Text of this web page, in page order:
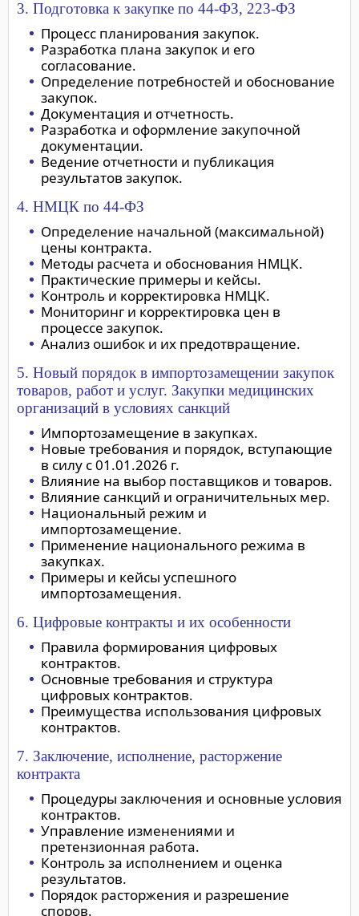
3. Подготовка к закупке по 44-ФЗ, 223-ФЗ
Процесс планирования закупок.
Разработка плана закупок и его
согласование.
Определение потребностей и обоснование
закупок.
Документация и отчетность.
Разработка и оформление закупочной
документации.
Ведение отчетности и публикация
результатов закупок.
4. НМЦК по 44-ФЗ
Определение начальной (максимальной)
цены контракта.
Методы расчета и обоснования НМЦК.
Практические примеры и кейсы.
Контроль и корректировка НМЦК.
Мониторинг и корректировка цен в
процессе закупок.
Анализ ошибок и их предотвращение.
5. Новый порядок в импортозамещении закупок
товаров, работ и услуг. Закупки медицинских
организаций в условиях санкций
Импортозамещение в закупках.
Новые требования и порядок, вступающие
в силу с 01.01.2026 г.
Влияние на выбор поставщиков и товаров.
Влияние санкций и ограничительных мер.
Национальный режим и
импортозамещение.
Применение национального режима в
закупках.
Примеры и кейсы успешного
импортозамещения.
6. Цифровые контракты и их особенности
Правила формирования цифровых
контрактов.
Основные требования и структура
цифровых контрактов.
Преимущества использования цифровых
контрактов.
7. Заключение, исполнение, расторжение
контракта
Процедуры заключения и основные условия
контрактов.
Управление изменениями и
претензионная работа.
Контроль за исполнением и оценка
результатов.
Порядок расторжения и разрешение
споров.